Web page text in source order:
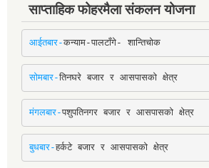
साप्ताहिक फोहरमैला संकलन योजना
आईतबार-कन्याम-पालटाँगे- शान्तिचोक
सोमबार-तिनघरे बजार र आसपासको क्षेत्र
मंगलबार-पशुपतिनगर बजार र आसपासको क्षेत्र
बुधबार-हर्कटे बजार र आसपासको क्षेत्र